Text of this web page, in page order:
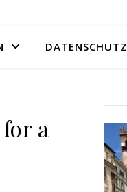
DATENSCHUTZ
a